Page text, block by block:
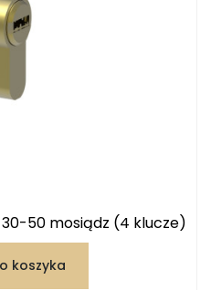
30-50 mosiądz (4 klucze)
koszyka